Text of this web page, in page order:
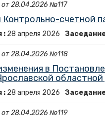
28.04.2026 №117
Контрольно-счетной
: 28 апреля 2026
28.04.2026 №118
в
: 28 апреля 2026
28.04.2026 №119